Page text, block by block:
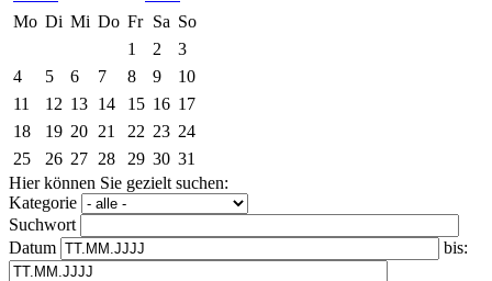
Mo Di Mi Do Fr Sa So
1
2
3
4
5 6 7 8 9
10
11
12 13 14 15 16 17
18
19 20 21 22 23 24
25
26 27 28 29 30 31
Hier können Sie gezielt suchen:
Kategorie
Suchwort
Datum
bis: